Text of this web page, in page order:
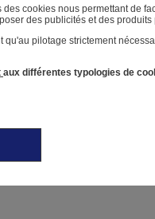
cookies nous permettant de
des publicités et des
qu'au pilotage strictement
aux différentes typologies de